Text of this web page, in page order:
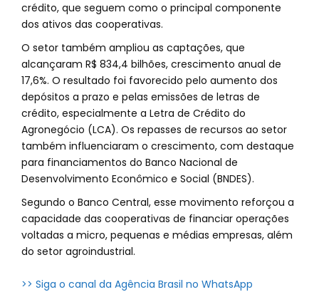
crédito, que seguem como o principal componente
dos ativos das cooperativas.
O setor também ampliou as captações, que
alcançaram R$ 834,4 bilhões, crescimento anual de
17,6%. O resultado foi favorecido pelo aumento dos
depósitos a prazo e pelas emissões de letras de
crédito, especialmente a Letra de Crédito do
Agronegócio (LCA). Os repasses de recursos ao setor
também influenciaram o crescimento, com destaque
para financiamentos do Banco Nacional de
Desenvolvimento Econômico e Social (BNDES).
Segundo o Banco Central, esse movimento reforçou a
capacidade das cooperativas de financiar operações
voltadas a micro, pequenas e médias empresas, além
do setor agroindustrial.
>> Siga o canal da Agência Brasil no WhatsApp